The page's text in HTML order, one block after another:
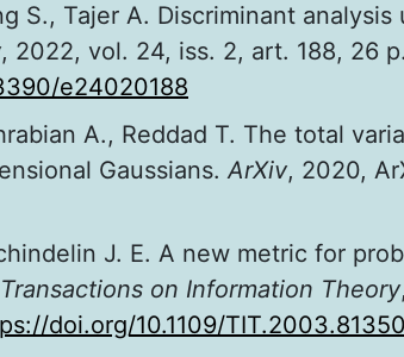
S., Tajer A. Discriminant analysis
, 2022, vol. 24, iss. 2, art. 188, 26 p.
e24020188
A., Reddad T. The total
Gaussians.ArXiv, 2020,
J. E. A new metric for
Transactions on Information Theory
doi.org/10.1109/